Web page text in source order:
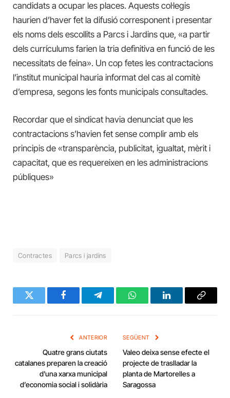
candidats a ocupar les places. Aquests col·legis
haurien d’haver fet la difusió corresponent i presentar
els noms dels escollits a Parcs i Jardins que, «a partir
dels currículums farien la tria definitiva en funció de les
necessitats de feina». Un cop fetes les contractacions
l’institut municipal hauria informat del cas al comitè
d’empresa, segons les fonts municipals consultades.
Recordar que el sindicat havia denunciat que les
contractacions s’havien fet sense complir amb els
principis de «transparència, publicitat, igualtat, mèrit i
capacitat, que es requereixen en les administracions
públiques»
Contractes Parcs i jardins
Twitter FacebookTelegramWhatsAppLinkedInCopy
ANTERIOR
Quatre grans ciutats
catalanes preparen la creació
d’una xarxa municipal
d’economia social i solidària
SEGÜENT
Valeo deixa sense efecte el
projecte de traslladar la
planta de Martorelles a
Saragossa